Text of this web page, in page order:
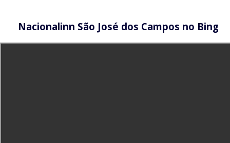
Nacionalinn São José dos Campos no Bing